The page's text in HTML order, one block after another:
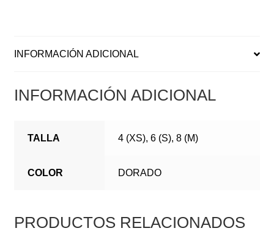
INFORMACIÓN ADICIONAL
INFORMACIÓN ADICIONAL
TALLA 4 (XS), 6 (S), 8 (M)
COLOR DORADO
PRODUCTOS RELACIONADOS